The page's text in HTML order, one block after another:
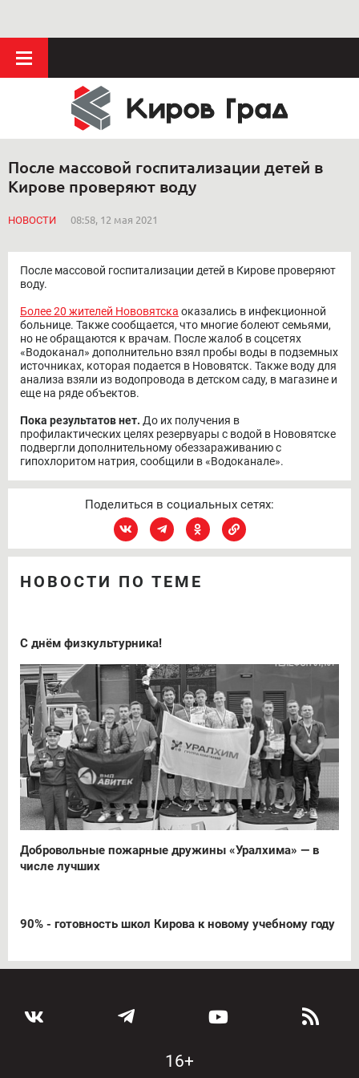
После массовой госпитализации детей в
Кирове проверяют воду
НОВОСТИ 08:58, 12 мая 2021
После массовой госпитализации детей в Кирове проверяют
воду.
Более 20 жителей Нововятска оказались в инфекционной
больнице. Также сообщается, что многие болеют семьями,
но не обращаются к врачам. После жалоб в соцсетях
«Водоканал» дополнительно взял пробы воды в подземных
источниках, которая подается в Нововятск. Также воду для
анализа взяли из водопровода в детском саду, в магазине и
еще на ряде объектов.
Пока результатов нет. До их получения в
профилактических целях резервуары с водой в Нововятске
подвергли дополнительному обеззараживанию с
гипохлоритом натрия, сообщили в «Водоканале».
Поделиться в социальных сетях:
НОВОСТИ ПО ТЕМЕ
С днём физкультурника!
Добровольные пожарные дружины «Уралхима» — в
числе лучших
90% - готовность школ Кирова к новому учебному году
16+